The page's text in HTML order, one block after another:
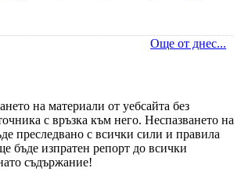
Още от днес...
на материали от уебсайта без
с връзка към него. Неспазването на
преследвано с всички сили и правила
бъде изпратен репорт до всички
съдържание!